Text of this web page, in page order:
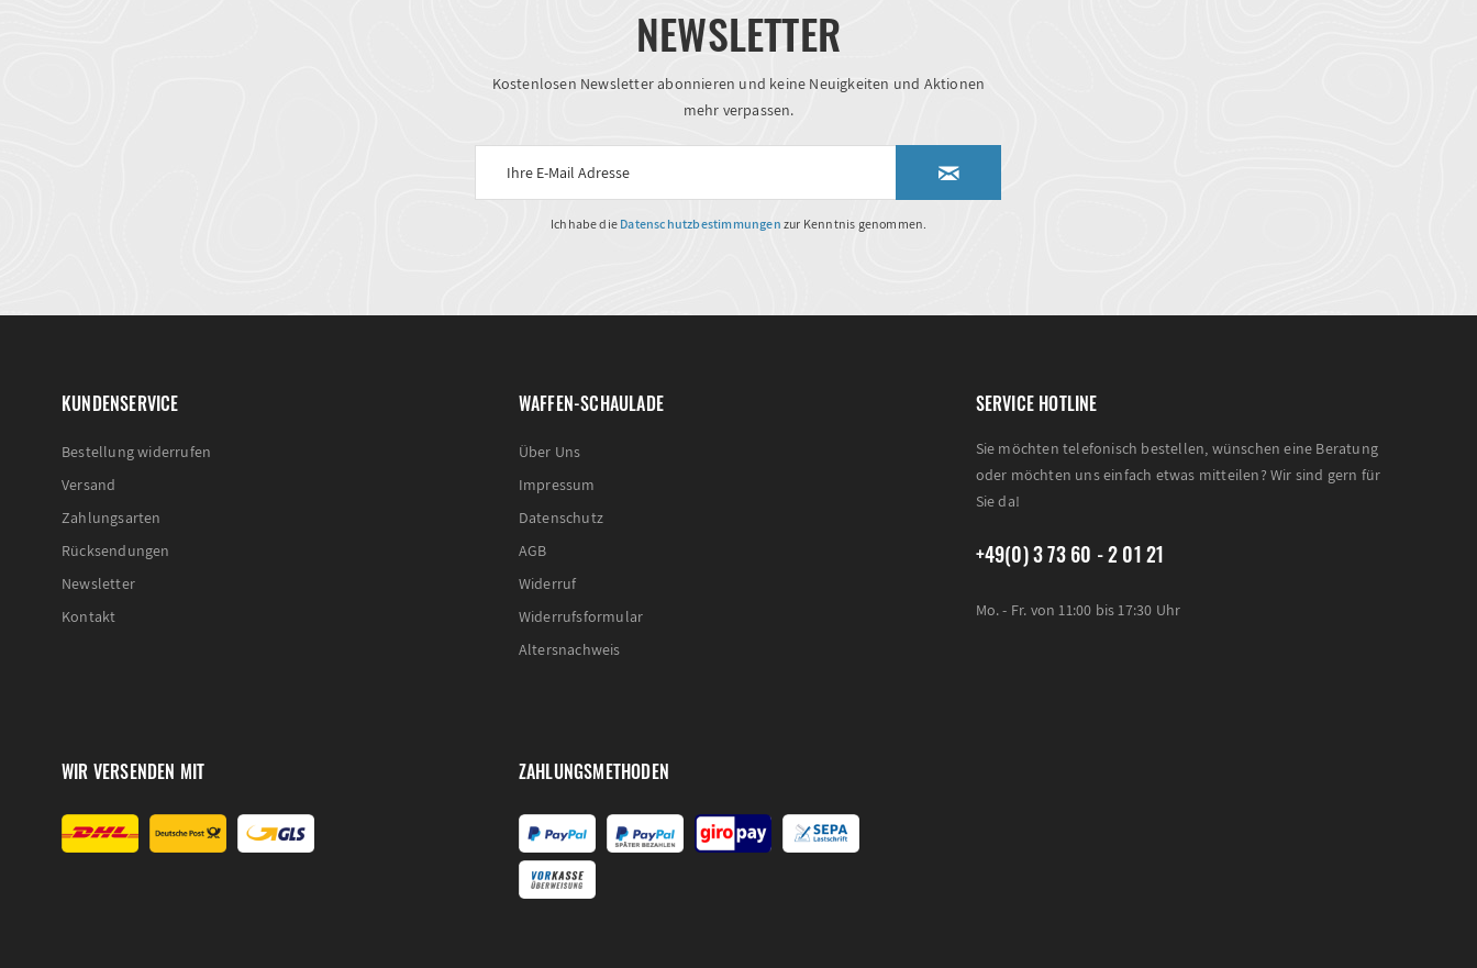
NEWSLETTER
Kostenlosen Newsletter abonnieren und keine Neuigkeiten und Aktionen
mehr verpassen.
Ich habe die Datenschutzbestimmungen zur Kenntnis genommen.
KUNDENSERVICE
Bestellung widerrufen
Versand
Zahlungsarten
Rücksendungen
Newsletter
Kontakt
WAFFEN-SCHAULADE
Über Uns
Impressum
Datenschutz
AGB
Widerruf
Widerrufsformular
Altersnachweis
SERVICE HOTLINE
Sie möchten telefonisch bestellen, wünschen eine Beratung
oder möchten uns einfach etwas mitteilen? Wir sind gern für
Sie da!
+49(0) 3 73 60 - 2 01 21
Mo. - Fr. von 11:00 bis 17:30 Uhr
WIR VERSENDEN MIT ZAHLUNGSMETHODEN